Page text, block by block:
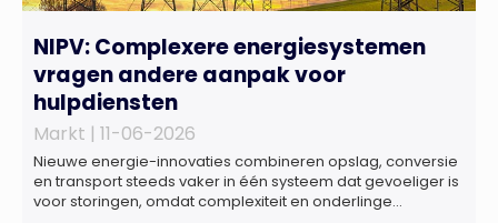
NIPV: Complexere energiesystemen
vragen andere aanpak voor
hulpdiensten
Markt | 11-06-2026
Nieuwe energie-innovaties combineren opslag, conversie
en transport steeds vaker in één systeem dat gevoeliger is
voor storingen, omdat complexiteit en onderlinge